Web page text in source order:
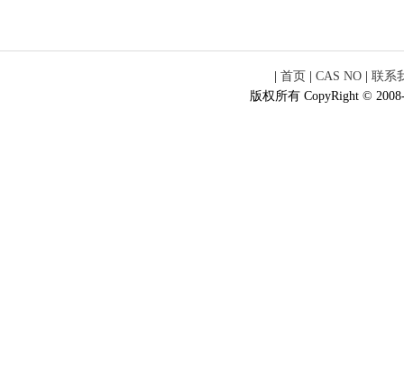
首页 CAS NO
联系
版权所有 CopyRight ©